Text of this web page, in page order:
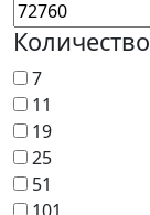
Количество
7
11
19
25
51